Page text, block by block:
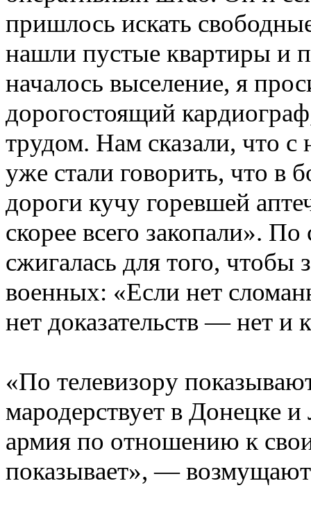
пришлось искать
нашли пустые квартиры и
началось выселение, я
дорогостоящий
трудом. Нам сказали, что с
уже стали говорить, что в
дороги кучу горевшей
скорее всего закопали».
сжигалась для того, чтобы
военных: «Если нет
нет доказательств — нет
«По телевизору
мародерствует в Донецке
армия по отношению к
показывает», —